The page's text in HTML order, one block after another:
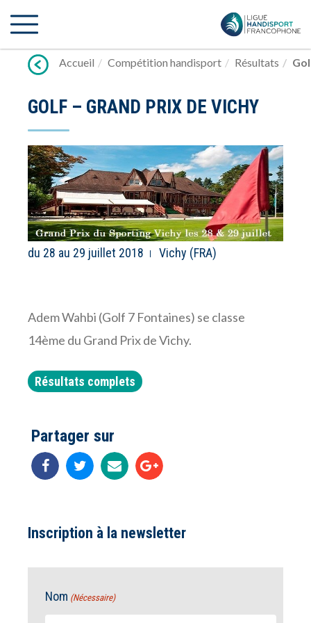
vers
Accueil
Compétition handisport Résultats
GOLF – GRAND PRIX DE VICHY
du 28 au 29 juillet 2018 Vichy (FRA)
Adem Wahbi (Golf 7 Fontaines) se classe
14ème du Grand Prix de Vichy.
Résultats complets
Partager sur
Inscription à la newsletter
Nom (Nécessaire)